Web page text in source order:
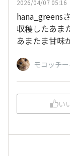
2026/04/07 05:16
hana_greens
収穫したあま
あまたま甘味
モコッチー
い